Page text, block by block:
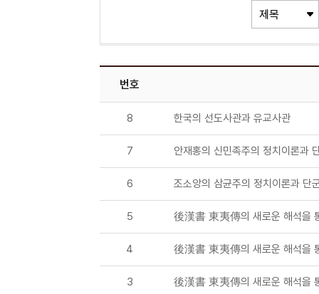
번호
8 한국의 선도사관과 유교사관
7 안재홍의 신민족주의 정치이론과
6 조소앙의 삼균주의 정치이론과 단
5 後漢書 東夷傳의 새로운 해석을
4 後漢書 東夷傳의 새로운 해석을
3 後漢書 東夷傳의 새로운 해석을